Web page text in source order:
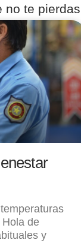
no te
de
y